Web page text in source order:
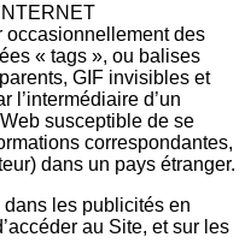
occasionnellement des
« tags », ou balises
GIF invisibles et
l’intermédiaire d’un
susceptible de se
correspondantes,
dans un pays étranger.
les publicités en
au Site, et sur les